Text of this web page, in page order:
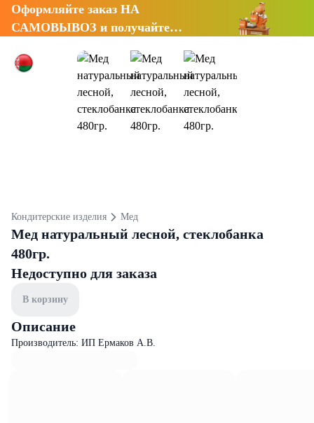
Оформляйте заказ НА
САМОВЫВОЗ и получайте
Кондитерские изделия Мед
Мед натуральный лесной, стеклобанка
480гр.
Недоступно для заказа
В корзину
Описание
Производитель: ИП Ермаков А.В.